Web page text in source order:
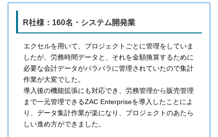
R社様：160名・システム開発業
エクセルを用いて、プロジェクトごとに管理をしていま
したが、労務時間データと、それを金額換算するために
必要な会計データがバラバラに管理されていたので集計
作業が大変でした。
導入後の機能拡張にも対応でき、労務管理から販売管理
まで一元管理できるZAC Enterpriseを導入したことによ
り、データ集計作業が楽になり、プロジェクトのあたら
しい進め方ができました。